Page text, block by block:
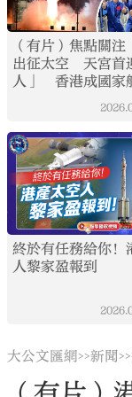
（有片）焦點關注
出征太空 天宮首
人」 香港成國家
終於有任務給你！
人黎家盈報到
大公文匯網>>新聞>>